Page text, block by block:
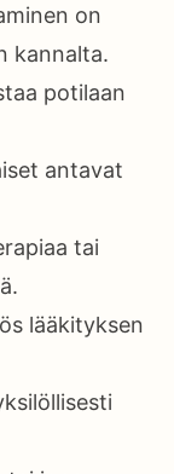
on
kannalta.
potilaan
antavat
tai
lääkityksen